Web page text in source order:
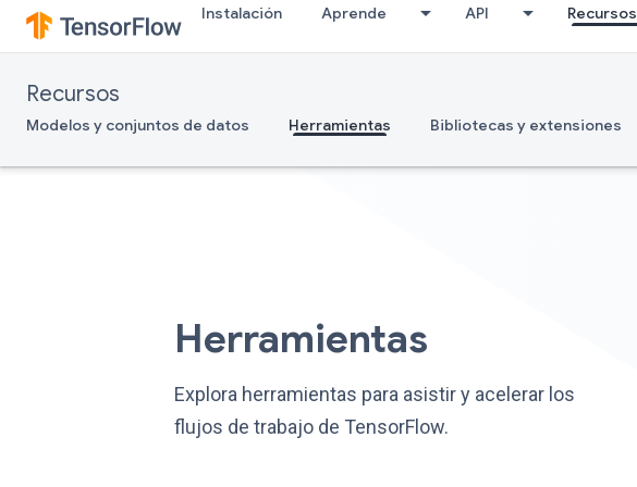
Instalación Aprende API Recursos
Recursos
Modelos y conjuntos de datos Herramientas Bibliotecas y extensiones
Herramientas
Explora herramientas para asistir y acelerar los
flujos de trabajo de TensorFlow.